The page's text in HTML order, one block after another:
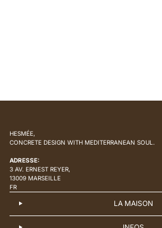
HESMÉE,
CONCRETE DESIGN WITH MEDITERRANEAN SOUL.
ADRESSE:
3 AV. ERNEST REYER,
13009 MARSEILLE
FR
LA MAISON